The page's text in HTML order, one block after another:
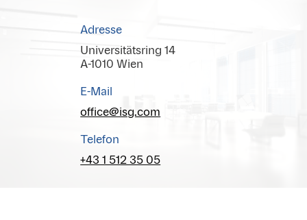
Adresse
Universitätsring 14
A-1010 Wien
E-Mail
office@isg.com
Telefon
+43 1 512 35 05